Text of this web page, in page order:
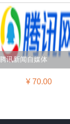
腾讯新闻自媒体
¥ 70.00